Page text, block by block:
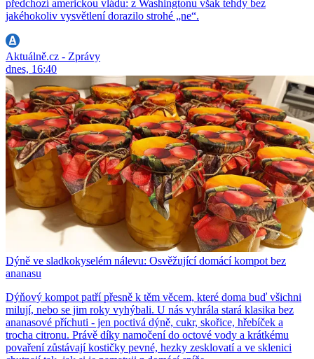
předchozí americkou vládu: z Washingtonu však tehdy bez
jakéhokoliv vysvětlení dorazilo strohé „ne“.
Aktuálně.cz - Zprávy
dnes, 16:40
Dýně ve sladkokyselém nálevu: Osvěžující domácí kompot bez
ananasu
Dýňový kompot patří přesně k těm věcem, které doma buď všichni
milují, nebo se jim roky vyhýbali. U nás vyhrála stará klasika bez
ananasové příchuti - jen poctivá dýně, cukr, skořice, hřebíček a
trocha citronu. Právě díky namočení do octové vody a krátkému
povaření zůstávají kostičky pevné, hezky zesklovatí a ve sklenici